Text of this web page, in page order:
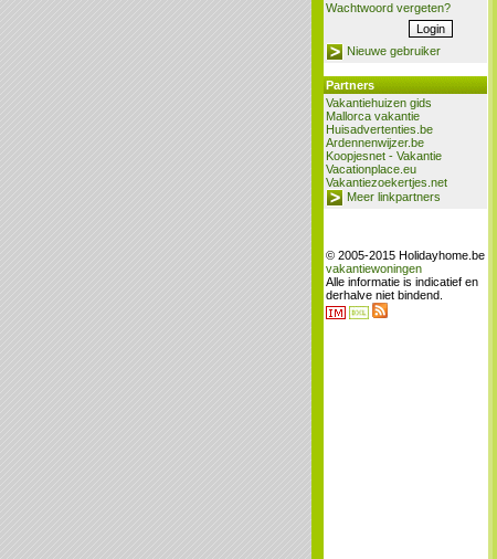
Wachtwoord vergeten?
Nieuwe gebruiker
Partners
Vakantiehuizen gids
Mallorca vakantie
Huisadvertenties.be
Ardennenwijzer.be
Koopjesnet - Vakantie
Vacationplace.eu
Vakantiezoekertjes.net
Meer linkpartners
© 2005-2015 Holidayhome.be
vakantiewoningen
Alle informatie is indicatief en
derhalve niet bindend.